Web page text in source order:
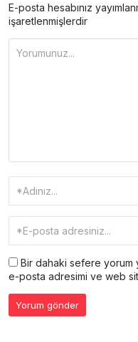
E-posta hesabınız
işaretlenmişlerdir
Bir dahaki sefere yorum
e-posta adresimi ve web